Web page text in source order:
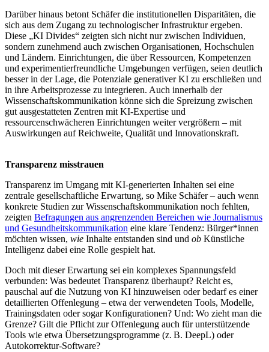
Darüber hinaus betont Schäfer die institutionellen Disparitäten, die
sich aus dem Zugang zu technologischer Infrastruktur ergeben.
Diese „KI Divides“ zeigten sich nicht nur zwischen Individuen,
sondern zunehmend auch zwischen Organisationen, Hochschulen
und Ländern. Einrichtungen, die über Ressourcen, Kompetenzen
und experimentierfreundliche Umgebungen verfügen, seien deutlich
besser in der Lage, die Potenziale generativer KI zu erschließen und
in ihre Arbeitsprozesse zu integrieren. Auch innerhalb der
Wissenschaftskommunikation könne sich die Spreizung zwischen
gut ausgestatteten Zentren mit KI-Expertise und
ressourcenschwächeren Einrichtungen weiter vergrößern – mit
Auswirkungen auf Reichweite, Qualität und Innovationskraft.
Transparenz misstrauen
Transparenz im Umgang mit KI-generierten Inhalten sei eine
zentrale gesellschaftliche Erwartung, so Mike Schäfer – auch wenn
konkrete Studien zur Wissenschaftskommunikation noch fehlten,
zeigten Befragungen aus angrenzenden Bereichen wie Journalismus
und Gesundheitskommunikation eine klare Tendenz: Bürger*innen
möchten wissen, wie Inhalte entstanden sind und ob Künstliche
Intelligenz dabei eine Rolle gespielt hat.
Doch mit dieser Erwartung sei ein komplexes Spannungsfeld
verbunden: Was bedeutet Transparenz überhaupt? Reicht es,
pauschal auf die Nutzung von KI hinzuweisen oder bedarf es einer
detaillierten Offenlegung – etwa der verwendeten Tools, Modelle,
Trainingsdaten oder sogar Konfigurationen? Und: Wo zieht man die
Grenze? Gilt die Pflicht zur Offenlegung auch für unterstützende
Tools wie etwa Übersetzungsprogramme (z. B. DeepL) oder
Autokorrektur-Software?